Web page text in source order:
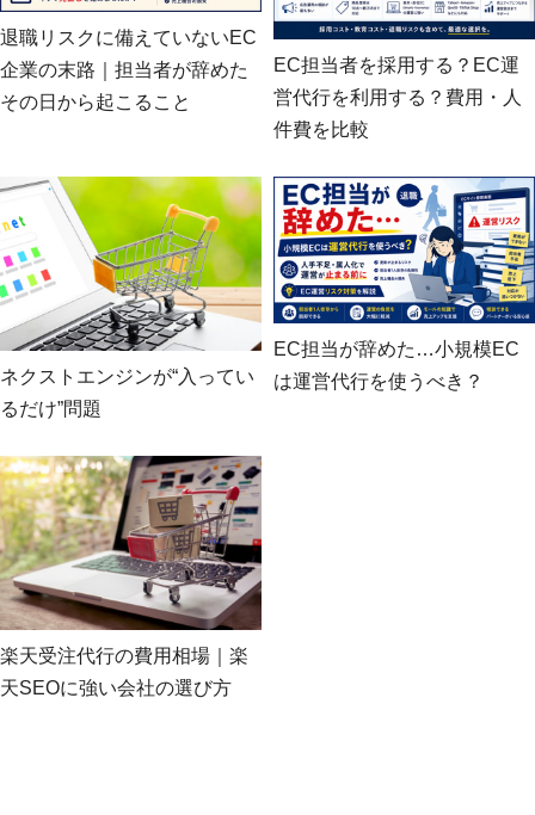
退職リスクに備えていないEC
企業の末路｜担当者が辞めた
その日から起こること
EC担当者を採用する？EC運
営代行を利用する？費用・人
件費を比較
ネクストエンジンが“入ってい
るだけ”問題
EC担当が辞めた…小規模EC
は運営代行を使うべき？
楽天受注代行の費用相場｜楽
天SEOに強い会社の選び方